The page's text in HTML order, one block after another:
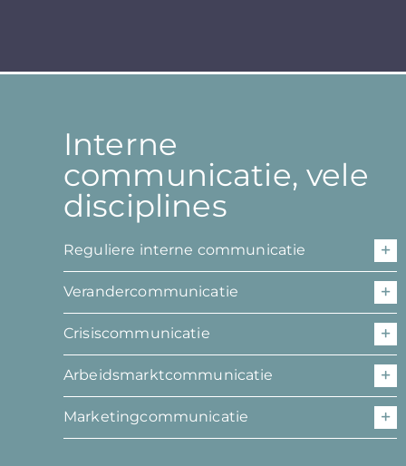
Interne
communicatie, vele
disciplines
Reguliere interne communicatie
Verandercommunicatie
Crisiscommunicatie
Arbeidsmarktcommunicatie
Marketingcommunicatie